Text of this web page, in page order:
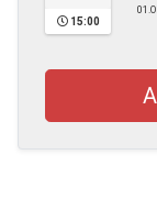
15:00